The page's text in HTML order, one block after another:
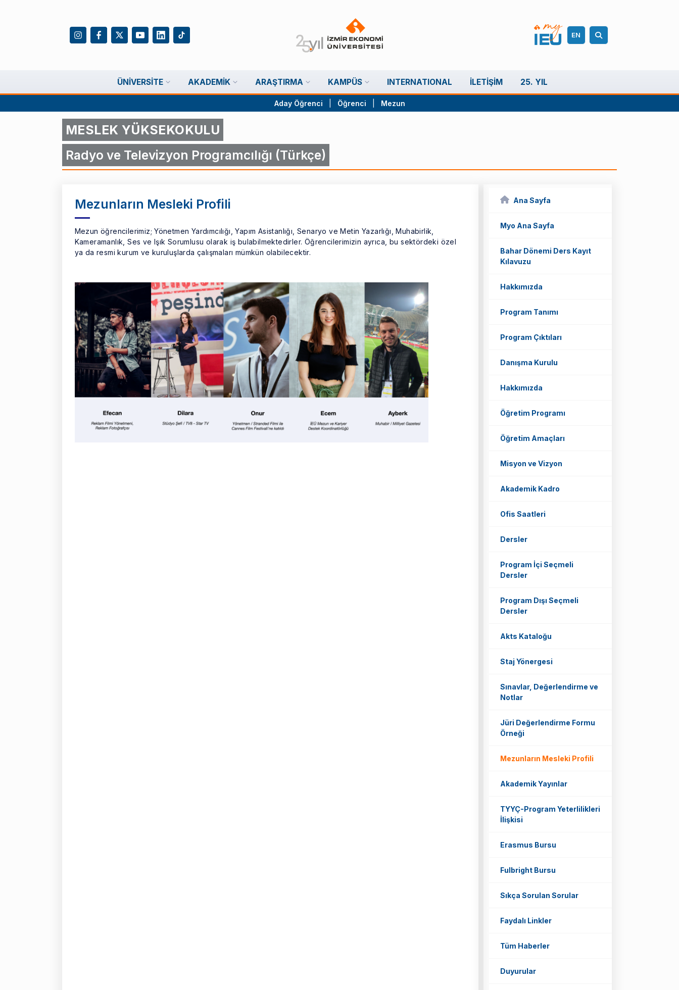
EN
ÜNIVERSITE AKADEMIK ARAŞTIRMA KAMPÜS INTERNATIONAL İLETIŞIM 25. YIL
Aday Öğrenci Öğrenci Mezun
MESLEK YÜKSEKOKULU
Radyo ve Televizyon Programcılığı (Türkçe)
Ana Sayfa
Myo Ana Sayfa
Bahar Dönemi Ders Kayıt
Kılavuzu
Hakkımızda
Program Tanımı
Program Çıktıları
Danışma Kurulu
Hakkımızda
Öğretim Programı
Öğretim Amaçları
Misyon ve Vizyon
Akademik Kadro
Ofis Saatleri
Dersler
Program İçi Seçmeli
Dersler
Program Dışı Seçmeli
Dersler
Akts Kataloğu
Staj Yönergesi
Sınavlar, Değerlendirme ve
Notlar
Jüri Değerlendirme Formu
Örneği
Mezunların Mesleki Profili
Akademik Yayınlar
TYYÇ-Program Yeterlilikleri
İlişkisi
Erasmus Bursu
Fulbright Bursu
Sıkça Sorulan Sorular
Faydalı Linkler
Tüm Haberler
Duyurular
Mezunların Mesleki Profili
Mezun öğrencilerimiz; Yönetmen Yardımcılığı, Yapım Asistanlığı, Senaryo ve Metin Yazarlığı, Muhabirlik,
Kameramanlık, Ses ve Işık Sorumlusu olarak iş bulabilmektedirler. Öğrencilerimizin ayrıca, bu sektördeki özel
ya da resmi kurum ve kuruluşlarda çalışmaları mümkün olabilecektir.